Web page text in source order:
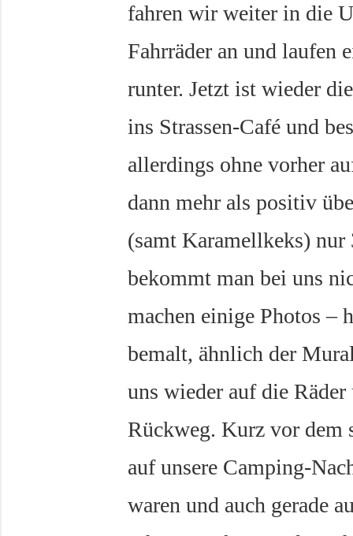
fahren wir weiter in die
Fahrräder an und laufen
runter. Jetzt ist wieder
ins Strassen-Café und
allerdings ohne vorher
dann mehr als positiv
(samt Karamellkeks)
bekommt man bei uns
machen einige Photos –
bemalt, ähnlich der
uns wieder auf die
Rückweg. Kurz vor dem
auf unsere Camping-
waren und auch gerade